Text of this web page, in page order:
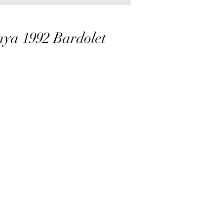
1992 Bardolet